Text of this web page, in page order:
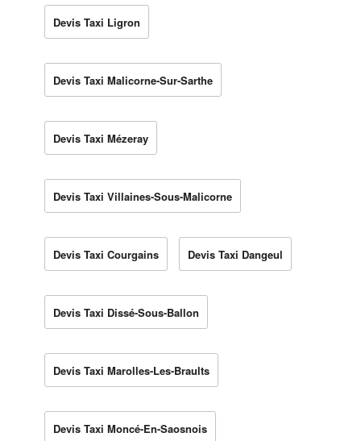
Devis Taxi Ligron
Devis Taxi Malicorne-Sur-Sarthe
Devis Taxi Mézeray
Devis Taxi Villaines-Sous-Malicorne
Devis Taxi Courgains Devis Taxi Dangeul
Devis Taxi Dissé-Sous-Ballon
Devis Taxi Marolles-Les-Braults
Devis Taxi Moncé-En-Saosnois